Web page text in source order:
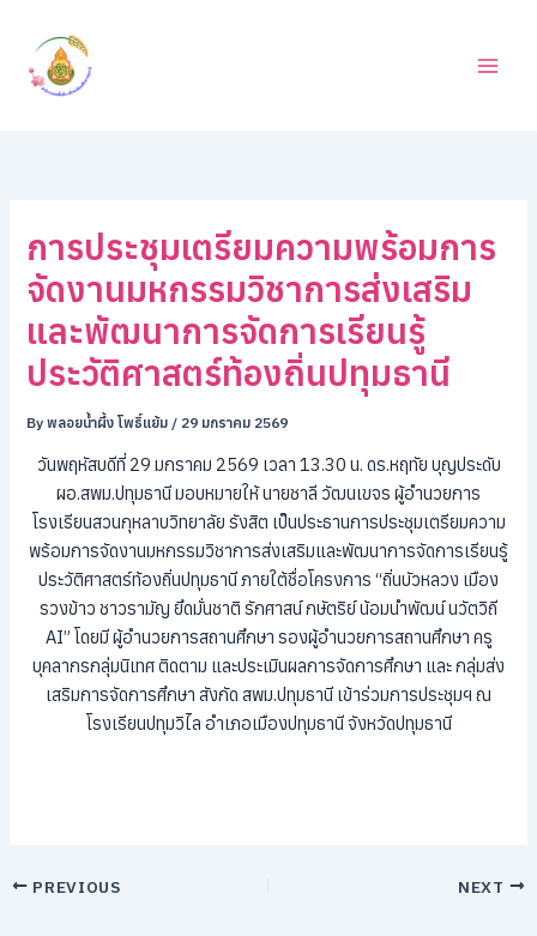
content
การประชุมเตรียมความพร้อมการ
จัดงานมหกรรมวิชาการส่งเสริม
และพัฒนาการจัดการเรียนรู้
ประวัติศาสตร์ท้องถิ่นปทุมธานี
Byพลอยน้ำผึ้ง โพธิ์แย้ม / 29 มกราคม 2569
วันพฤหัสบดีที่ 29 มกราคม 2569 เวลา 13.30 น. ดร.หฤทัย บุญประดับ
ผอ.สพม.ปทุมธานี มอบหมายให้ นายชาลี วัฒนเขจร ผู้อำนวยการ
โรงเรียนสวนกุหลาบวิทยาลัย รังสิต เป็นประธานการประชุมเตรียมความ
พร้อมการจัดงานมหกรรมวิชาการส่งเสริมและพัฒนาการจัดการเรียนรู้
ประวัติศาสตร์ท้องถิ่นปทุมธานี ภายใต้ชื่อโครงการ “ถิ่นบัวหลวง เมือง
รวงข้าว ชาวรามัญ ยึดมั่นชาติ รักศาสน์ กษัตริย์ น้อมนำพัฒน์ นวัตวิถี
AI” โดยมี ผู้อำนวยการสถานศึกษา รองผู้อำนวยการสถานศึกษา ครู
บุคลากรกลุ่มนิเทศ ติดตาม และประเมินผลการจัดการศึกษา และ กลุ่มส่ง
เสริมการจัดการศึกษา สังกัด สพม.ปทุมธานี เข้าร่วมการประชุมฯ ณ
โรงเรียนปทุมวิไล อำเภอเมืองปทุมธานี จังหวัดปทุมธานี
PREVIOUS NEXT
ห
า